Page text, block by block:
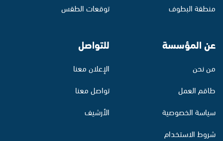
منطقة البطوف
توقعات الطقس
عن المؤسسة
من نحن
طاقم العمل
سياسة الخصوصية
شروط الاستخدام
للتواصل
الإعلان معنا
تواصل معنا
الأرشيف